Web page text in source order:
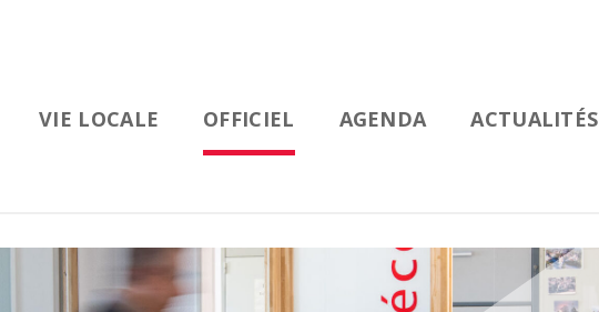
VIE LOCALE OFFICIEL AGENDA ACTUALITÉS